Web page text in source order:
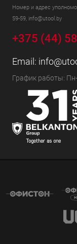
Номер и адрес
59-59, info@utool.by
+375 (44)
Email:
График работы: